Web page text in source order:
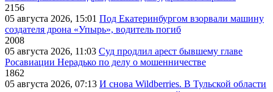
2156
05 августа 2026, 15:01 Под Екатеринбургом взорвали машину
создателя дрона «Упырь», водитель погиб
2008
05 августа 2026, 11:03 Суд продлил арест бывшему главе
Росавиации Нерадько по делу о мошенничестве
1862
05 августа 2026, 07:13 И снова Wildberries. В Тульской области